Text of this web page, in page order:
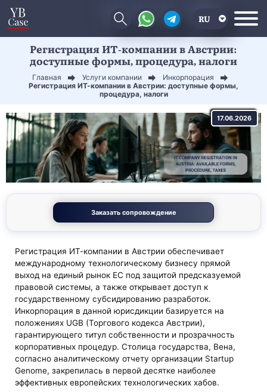
RU
Регистрация ИТ-компании в Австрии:
доступные формы, процедура, налоги
Главная Услуги компании
Инкорпорация
Регистрация ИТ-компании в Австрии: доступные формы,
процедура, налоги
17.06.2026
Заказать сопровождение
Регистрация ИТ-компании в Австрии обеспечивает
международному технологическому бизнесу прямой
выход на единый рынок ЕС под защитой предсказуемой
правовой системы, а также открывает доступ к
государственному субсидированию разработок.
Инкорпорация в данной юрисдикции базируется на
положениях UGB (Торгового кодекса Австрии),
гарантирующего титул собственности и прозрачность
корпоративных процедур. Столица государства, Вена,
согласно аналитическому отчету организации Startup
Genome, закрепилась в первой десятке наиболее
эффективных европейских технологических хабов.